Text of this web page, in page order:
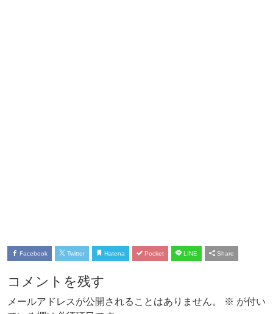
Facebook Twitter Hatena Pocket LINE Share
コメントを残す
メールアドレスが公開されることはありません。 ※ が付い